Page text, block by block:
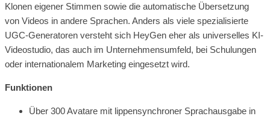
Klonen eigener Stimmen sowie die automatische Übersetzung
von Videos in andere Sprachen. Anders als viele spezialisierte
UGC-Generatoren versteht sich HeyGen eher als universelles KI-
Videostudio, das auch im Unternehmensumfeld, bei Schulungen
oder internationalem Marketing eingesetzt wird.
Funktionen
Über 300 Avatare mit lippensynchroner Sprachausgabe in